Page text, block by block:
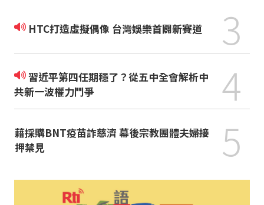
HTC打造虛擬偶像 台灣娛樂首闢新賽道 3
習近平第四任期穩了？從五中全會解析中
共新一波權力鬥爭
4
藉採購BNT疫苗詐慈濟 幕後宗教團體夫婦接
押禁見
5